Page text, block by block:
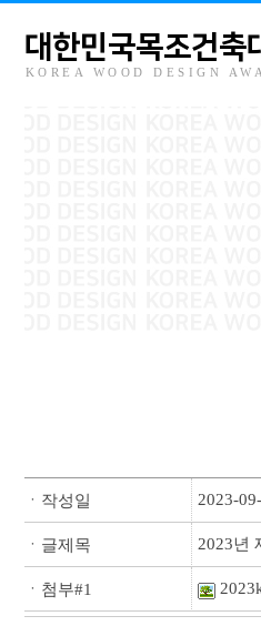
대한민국목조건축
KOREA WOOD DESIGN
ㆍ작성일 2023-
ㆍ글제목 2023년
ㆍ첨부#1